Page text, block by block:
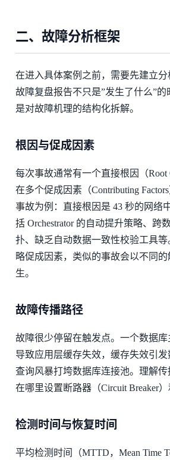
二、故障分析框架
在进入具体案例之前，需要先建立
故障复盘报告不只是”发生了什么”
是对故障机理的结构化拆解。
根因与促成因素
每次事故通常有一个直接根因（Root
在多个促成因素（Contributing
事故为例：直接根因是 43 秒的网络
括 Orchestrator 的自动提升策略、跨
扑、缺乏自动数据一致性校验工具
略促成因素，类似的事故会以不同
生。
故障传播路径
故障很少停留在触发点。一个数据
导致应用层缓存失效，缓存失效引发
查询风暴打垮数据库连接池。理解
在哪里设置断路器（Circuit Breaker）
检测时间与恢复时间
平均检测时间（MTTD，Mean Time